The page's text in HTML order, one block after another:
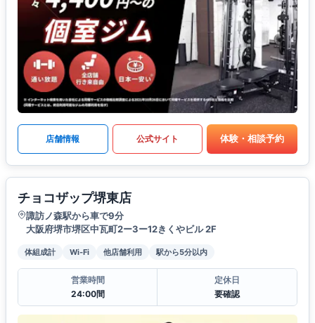
店舗情報 公式サイト 体験・相談予約
チョコザップ堺東店
諏訪ノ森駅から車で9分
大阪府堺市堺区中瓦町2ー3ー12きくやビル 2F
体組成計 Wi-Fi 他店舗利用 駅から5分以内
営業時間
24:00間
定休日
要確認